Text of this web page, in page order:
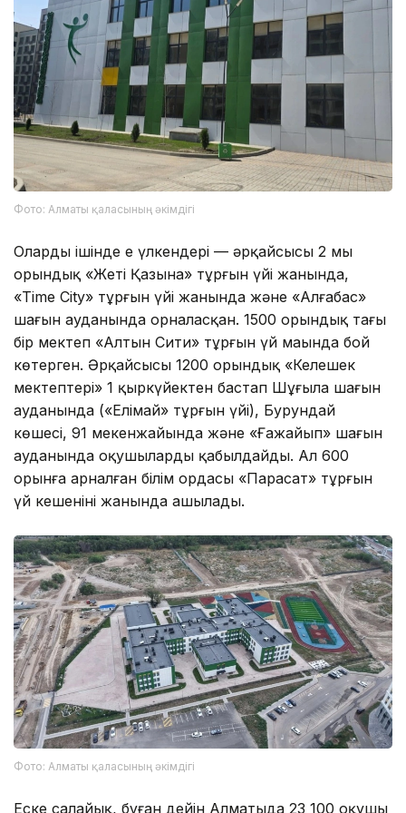
Фото: Алматы қаласының әкімдігі
Олардың ішінде ең үлкендері — әрқайсысы 2 мың
орындық «Жеті Қазына» тұрғын үйі жанында,
«Time City» тұрғын үйі жанында және «Алғабас»
шағын ауданында орналасқан. 1500 орындық тағы
бір мектеп «Алтын Сити» тұрғын үй маңында бой
көтерген. Әрқайсысы 1200 орындық «Келешек
мектептері» 1 қыркүйектен бастап Шұғыла шағын
ауданында («Елімай» тұрғын үйі), Бурундай
көшесі, 91 мекенжайында және «Ғажайып» шағын
ауданында оқушыларды қабылдайды. Ал 600
орынға арналған білім ордасы «Парасат» тұрғын
үй кешенінің жанында ашылады.
Фото: Алматы қаласының әкімдігі
Еске салайық, бұған дейін Алматыда 23 100 оқушы